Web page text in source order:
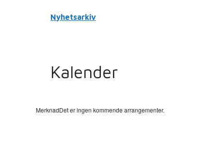
Nyhetsarkiv
Kalender
MerknadDet er ingen kommende arrangementer.